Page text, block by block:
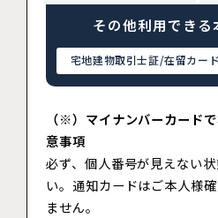
その他利用できる
宅地建物取引士証/在留カー
（※）マイナンバーカード
意事項
必ず、個人番号が見えない
い。通知カードはご本人様
ません。